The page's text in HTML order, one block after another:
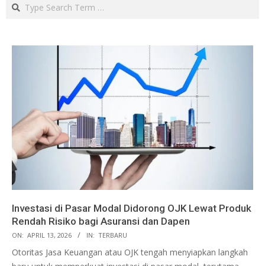
Investasi di Pasar Modal Didorong OJK Lewat Produk
Rendah Risiko bagi Asuransi dan Dapen
ON: APRIL 13, 2026 IN: TERBARU
Otoritas Jasa Keuangan atau OJK tengah menyiapkan langkah